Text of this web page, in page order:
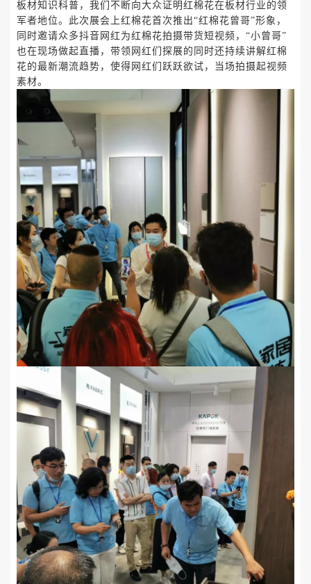
板材知识科普，我们不断向大众证明红棉花在板材行业的领
军者地位。此次展会上红棉花首次推出“红棉花曾哥”形象，
同时邀请众多抖音网红为红棉花拍摄带货短视频，“小曾哥”
也在现场做起直播，带领网红们探展的同时还持续讲解红棉
花的最新潮流趋势，使得网红们跃跃欲试，当场拍摄起视频
素材。